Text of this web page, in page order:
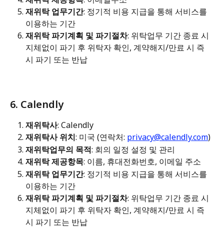
재위탁 업무기간: 정기적 비용 지급을 통해 서비스를
이용하는 기간
재위탁 파기계획 및 파기절차: 위탁업무 기간 종료 시
지체없이 파기 후 위탁자 확인, 계약해지/만료 시 즉
시 파기 또는 반납
6. Calendly
재위탁사: Calendly
재위탁사 위치: 미국 (연락처: privacy@calendly.com)
재위탁업무의 목적: 회의 일정 설정 및 관리
재위탁 제공항목: 이름, 휴대전화번호, 이메일 주소
재위탁 업무기간: 정기적 비용 지급을 통해 서비스를
이용하는 기간
재위탁 파기계획 및 파기절차: 위탁업무 기간 종료 시
지체없이 파기 후 위탁자 확인, 계약해지/만료 시 즉
시 파기 또는 반납